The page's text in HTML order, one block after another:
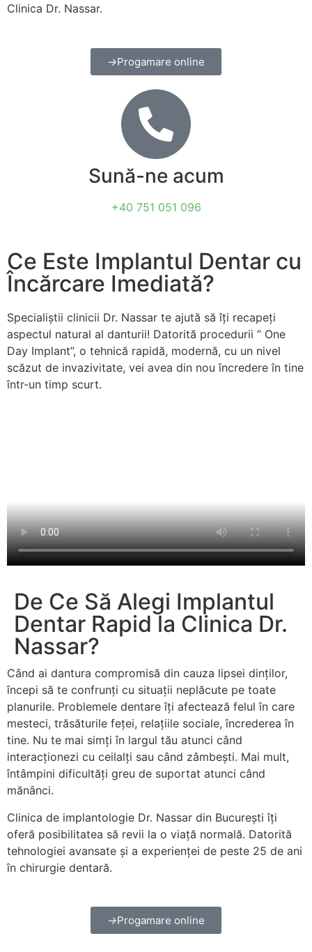
Clinica Dr. Nassar.
Progamare online
Sună-ne acum
+40 751 051 096
Ce Este Implantul Dentar cu
Încărcare Imediată?
Specialiștii clinicii Dr. Nassar te ajută să îți recapeți
aspectul natural al danturii! Datorită procedurii ” One
Day Implant”, o tehnică rapidă, modernă, cu un nivel
scăzut de invazivitate, vei avea din nou încredere în tine
într-un timp scurt.
De Ce Să Alegi Implantul
Dentar Rapid la Clinica Dr.
Nassar?
Când ai dantura compromisă din cauza lipsei dinților,
începi să te confrunți cu situații neplăcute pe toate
planurile. Problemele dentare îți afectează felul în care
mesteci, trăsăturile feței, relațiile sociale, încrederea în
tine. Nu te mai simți în largul tău atunci când
interacționezi cu ceilalți sau când zâmbești. Mai mult,
întâmpini dificultăți greu de suportat atunci când
mănânci.
Clinica de implantologie Dr. Nassar din București îți
oferă posibilitatea să revii la o viață normală. Datorită
tehnologiei avansate și a experienței de peste 25 de ani
în chirurgie dentară.
Progamare online